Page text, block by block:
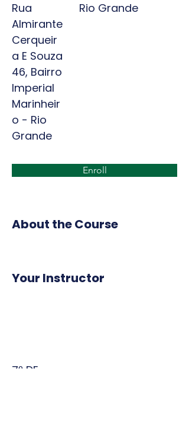
Rua
Almirante
Cerqueir
a E Souza
46, Bairro
Imperial
Marinheir
o - Rio
Grande
Rio Grande
Enroll
About the Course
Your Instructor
7º DE